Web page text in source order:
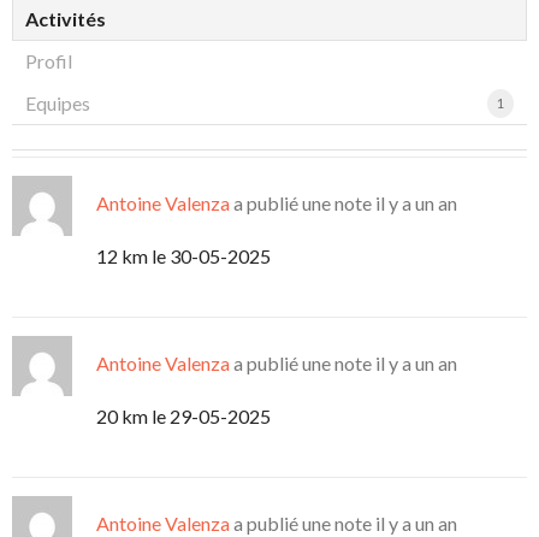
Activités
Profil
Equipes
1
Antoine Valenzaa publié une note il y a un an
12 km le 30-05-2025
Antoine Valenzaa publié une note il y a un an
20 km le 29-05-2025
Antoine Valenzaa publié une note il y a un an